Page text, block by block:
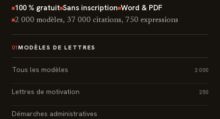
100 % gratuit Sans inscription Word & PDF
2 000 modèles, 37 000 citations, 750 expressions
01 MODÈLES DE LETTRES
Tous les modèles 2 000
Lettres de motivation 250
Démarches administratives